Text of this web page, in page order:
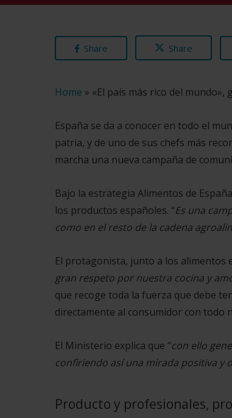
Share Share
Home » «El país más rico del
España se da a conocer en todo el
patria, y de uno de sus chefs más
marcha una nueva campaña de
Bajo la estrategia Alimentos de
los productos españoles. “Es una
como en el resto de la cadena
El protagonista, junto a los alimentos
gran respeto por nuestra cocina y
que recoge toda la fuerza que debe
directamente al consumidor con todo
El Ministerio explica que “con ello
confiriendo así una mirada positiva y
Producto y profesionales,